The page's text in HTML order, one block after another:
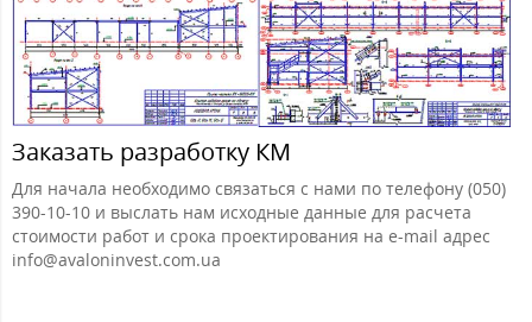
Заказать разработку КМ
Для начала необходимо связаться с нами по телефону (050)
390-10-10 и выслать нам исходные данные для расчета
стоимости работ и срока проектирования на e-mail адрес
info@avaloninvest.com.ua